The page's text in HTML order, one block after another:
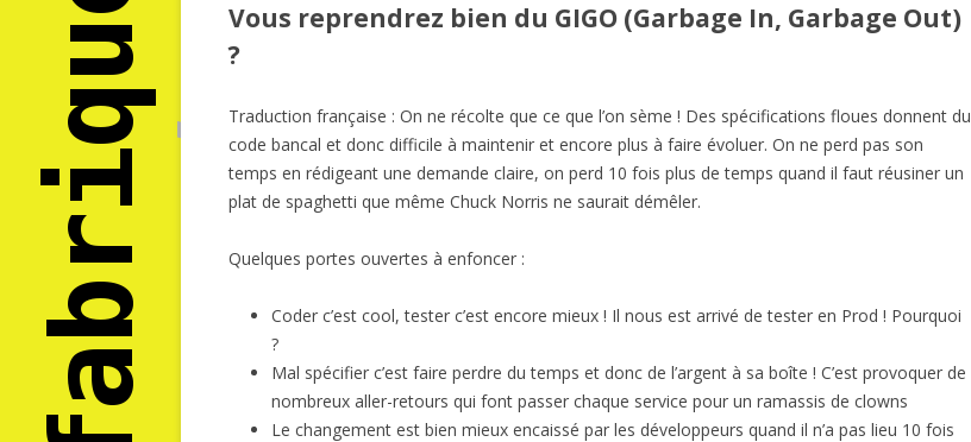
Vous reprendrez bien du GIGO (Garbage In, Garbage Out)
?
Traduction française : On ne récolte que ce que l’on sème ! Des spécifications floues donnent du
code bancal et donc difficile à maintenir et encore plus à faire évoluer. On ne perd pas son
temps en rédigeant une demande claire, on perd 10 fois plus de temps quand il faut réusiner un
plat de spaghetti que même Chuck Norris ne saurait démêler.
Quelques portes ouvertes à enfoncer :
Coder c’est cool, tester c’est encore mieux ! Il nous est arrivé de tester en Prod ! Pourquoi
?
Mal spécifier c’est faire perdre du temps et donc de l’argent à sa boîte ! C’est provoquer de
nombreux aller-retours qui font passer chaque service pour un ramassis de clowns
Le changement est bien mieux encaissé par les développeurs quand il n’a pas lieu 10 fois